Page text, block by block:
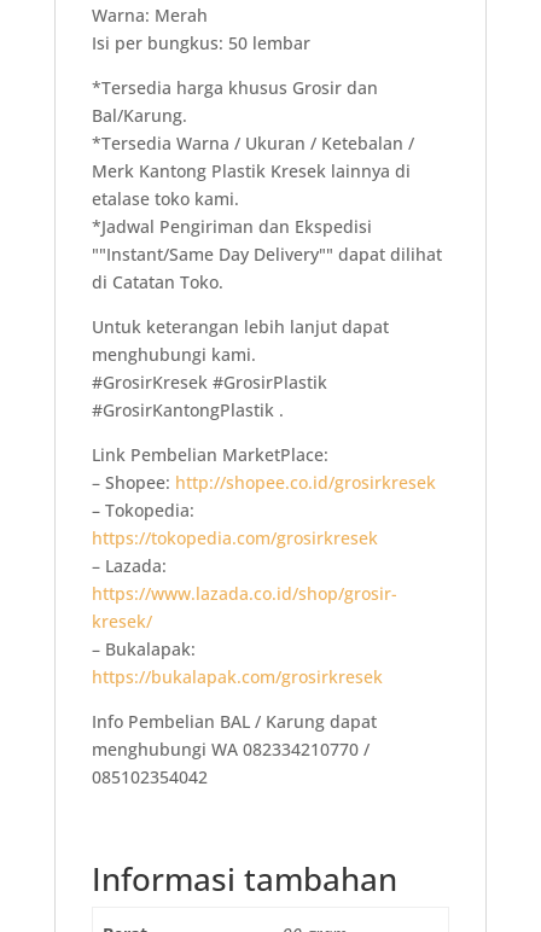
Warna: Merah
Isi per bungkus: 50 lembar
*Tersedia harga khusus Grosir dan
Bal/Karung.
*Tersedia Warna / Ukuran / Ketebalan /
Merk Kantong Plastik Kresek lainnya di
etalase toko kami.
*Jadwal Pengiriman dan Ekspedisi
""Instant/Same Day Delivery"" dapat dilihat
di Catatan Toko.
Untuk keterangan lebih lanjut dapat
menghubungi kami.
#GrosirKresek #GrosirPlastik
#GrosirKantongPlastik .
Link Pembelian MarketPlace:
– Shopee: http://shopee.co.id/grosirkresek
– Tokopedia:
https://tokopedia.com/grosirkresek
– Lazada:
https://www.lazada.co.id/shop/grosir-
kresek/
– Bukalapak:
https://bukalapak.com/grosirkresek
Info Pembelian BAL / Karung dapat
menghubungi WA 082334210770 /
085102354042
Informasi tambahan